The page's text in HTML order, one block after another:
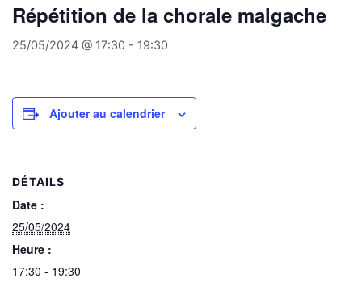
Répétition de la chorale malgache
25/05/2024 @ 17:30 - 19:30
Ajouter au calendrier
DÉTAILS
Date :
25/05/2024
Heure :
17:30 - 19:30